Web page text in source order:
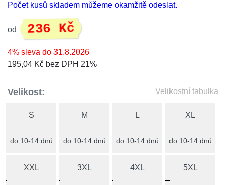
Počet kusů skladem můžeme okamžitě odeslat.
od 236 Kč
4% sleva do 31.8.2026
195,04 Kč bez DPH 21%
Velikost: Velikostní tabulka
S
do 10-14 dnů
M
do 10-14 dnů
L
do 10-14 dnů
XL
do 10-14 dnů
XXL 3XL 4XL 5XL